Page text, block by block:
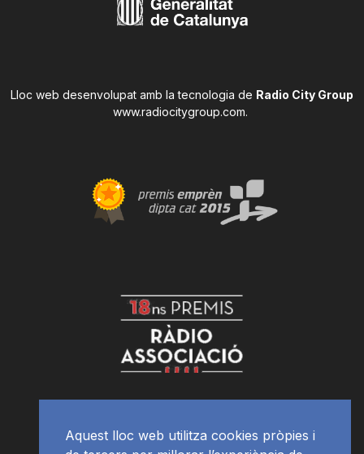
Lloc web desenvolupat amb la tecnologia de Radio City Group
www.radiocitygroup.com.
Aquest lloc web utilitza cookies pròpies i